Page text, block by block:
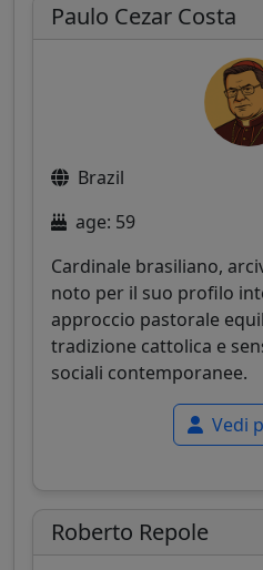
Paulo Cezar Costa
Brazil
age: 59
Cardinale brasiliano,
noto per il suo profilo
approccio pastorale
tradizione cattolica e
sociali contemporanee.
Vedi
Roberto Repole